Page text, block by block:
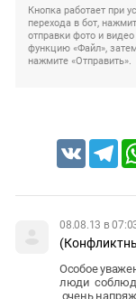
Кнопка работает при
перехода в бот,
отправки фото и
функцию «Файл»,
нажмите «Отправить».
VK
08.08.13 в
Особое
люди
очень